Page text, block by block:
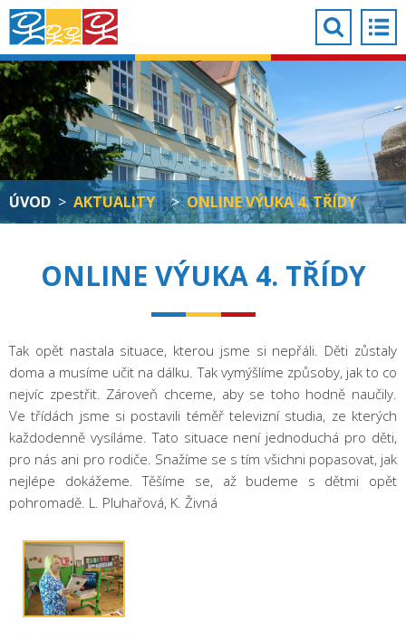
ÚVOD > AKTUALITY > ONLINE VÝUKA 4. TŘÍDY
ONLINE VÝUKA 4. TŘÍDY
Tak opět nastala situace, kterou jsme si nepřáli. Děti zůstaly
doma a musíme učit na dálku. Tak vymýšlíme způsoby, jak to co
nejvíc zpestřit. Zároveň chceme, aby se toho hodně naučily.
Ve třídách jsme si postavili téměř televizní studia, ze kterých
každodenně vysíláme. Tato situace není jednoduchá pro děti,
pro nás ani pro rodiče. Snažíme se s tím všichni popasovat, jak
nejlépe dokážeme. Těšíme se, až budeme s dětmi opět
pohromadě. L. Pluhařová, K. Živná